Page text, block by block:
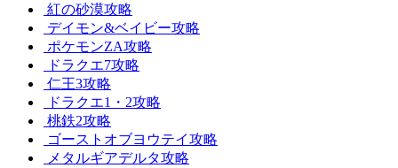
紅の砂漠攻略
デイモン&ベイビー攻略
ポケモンZA攻略
ドラクエ7攻略
仁王3攻略
ドラクエ1・2攻略
桃鉄2攻略
ゴーストオブヨウテイ攻略
メタルギアデルタ攻略